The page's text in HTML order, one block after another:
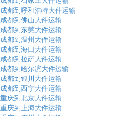
成都到呼和浩特大件运输
成都到佛山大件运输
成都到东莞大件运输
成都到温州大件运输
成都到海口大件运输
成都到拉萨大件运输
成都到哈尔滨大件运输
成都到银川大件运输
成都到西宁大件运输
重庆到北京大件运输
重庆到上海大件运输